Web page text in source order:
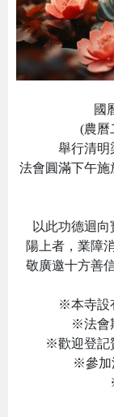
國
(農曆
舉行清明
法會圓滿下午
以此功德迴向
陽上者，業障
敬廣邀十方善
※本寺設
※法會
※歡迎登記
※參加